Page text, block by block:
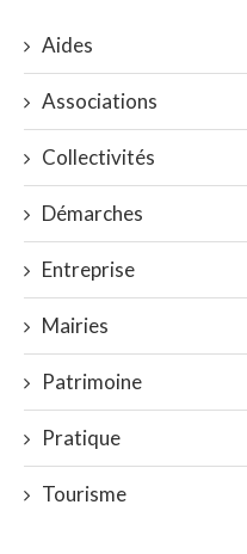
Aides
Associations
Collectivités
Démarches
Entreprise
Mairies
Patrimoine
Pratique
Tourisme